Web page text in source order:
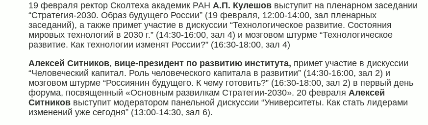
19 февраля ректор Сколтеха академик РАН А.П. Кулешоввыступит на пленарном заседании
“Стратегия-2030. Образ будущего России” (19 февраля, 12:00-14:00, зал пленарных
заседаний), а также примет участие в дискуссии “Технологическое развитие. Состояния
мировых технологий в 2030 г.” (14:30-16:00, зал 4) и мозговом штурме “Технологическое
развитие. Как технологии изменят России?” (16:30-18:00, зал 4)
Алексей Ситников, вице-президент по развитию института, примет участие в дискуссии
“Человеческий капитал. Роль человеческого капитала в развитии” (14:30-16:00, зал 2) и
мозговом штурме “Россиянин будущего. К чему готовить?” (16:30-18:00, зал 2) в первый день
форума, посвященный «Основным развилкам Стратегии-2030». 20 февраля Алексей
Ситниковвыступит модератором панельной дискуссии “Университеты. Как стать лидерами
изменений уже сегодня” (13:00-14:30, зал 6).